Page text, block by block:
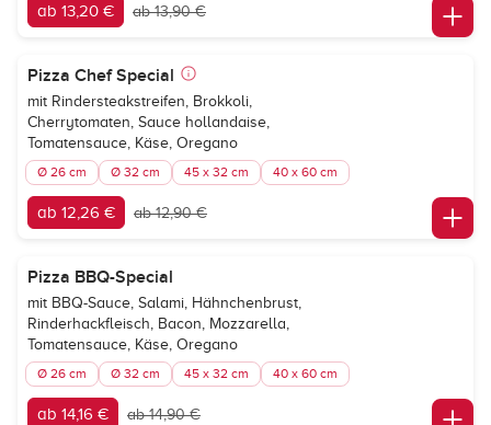
ab 13,20 € ab 13,90 €
Pizza Chef Special
mit Rindersteakstreifen, Brokkoli,
Cherrytomaten, Sauce hollandaise,
Tomatensauce, Käse, Oregano
Ø 26 cm Ø 32 cm 45 x 32 cm 40 x 60 cm
ab 12,26 € ab 12,90 €
Pizza BBQ-Special
mit BBQ-Sauce, Salami, Hähnchenbrust,
Rinderhackfleisch, Bacon, Mozzarella,
Tomatensauce, Käse, Oregano
Ø 26 cm Ø 32 cm 45 x 32 cm 40 x 60 cm
ab 14,16 € ab 14,90 €